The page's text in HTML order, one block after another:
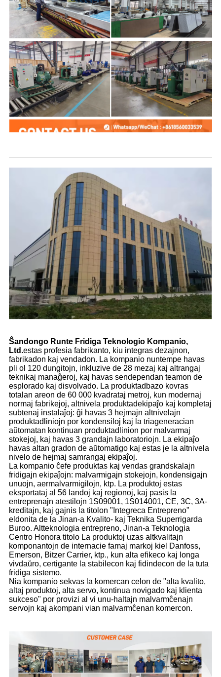
Ŝandongo Runte Fridiga Teknologio Kompanio,
Ltd.estas profesia fabrikanto, kiu integras dezajnon,
fabrikadon kaj vendadon. La kompanio nuntempe havas
pli ol 120 dungitojn, inkluzive de 28 mezaj kaj altrangaj
teknikaj manaĝeroj, kaj havas sendependan teamon de
esplorado kaj disvolvado. La produktadbazo kovras
totalan areon de 60 000 kvadrataj metroj, kun modernaj
normaj fabrikejoj, altnivela produktadekipaĵo kaj kompletaj
subtenaj instalaĵoj: ĝi havas 3 hejmajn altnivelajn
produktadliniojn por kondensiloj kaj la triageneracian
aŭtomatan kontinuan produktadlinion por malvarmaj
stokejoj, kaj havas 3 grandajn laboratoriojn. La ekipaĵo
havas altan gradon de aŭtomatigo kaj estas je la altnivela
nivelo de hejmaj samrangaj ekipaĵoj.
La kompanio ĉefe produktas kaj vendas grandskalajn
fridigajn ekipaĵojn: malvarmigajn stokejojn, kondensigajn
unuojn, aermalvarmigilojn, ktp. La produktoj estas
eksportataj al 56 landoj kaj regionoj, kaj pasis la
entreprenajn atestilojn 1S09001, 1S014001, CE, 3C, 3A-
kreditajn, kaj gajnis la titolon "Integreca Entrepreno"
eldonita de la Jinan-a Kvalito- kaj Teknika Superrigarda
Buroo. Altteknologia entrepreno, Jinan-a Teknologia
Centro Honora titolo La produktoj uzas altkvalitajn
komponantojn de internacie famaj markoj kiel Danfoss,
Emerson, Bitzer Carrier, ktp., kun alta efikeco kaj longa
vivdaŭro, certigante la stabilecon kaj fidindecon de la tuta
fridiga sistemo.
Nia kompanio sekvas la komercan celon de "alta kvalito,
altaj produktoj, alta servo, kontinua novigado kaj klienta
sukceso" por provizi al vi unu-haltajn malvarmĉenajn
servojn kaj akompani vian malvarmĉenan komercon.